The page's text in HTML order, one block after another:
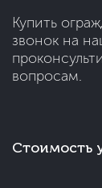
Купить
звонок на
вопросам.
Стоимость